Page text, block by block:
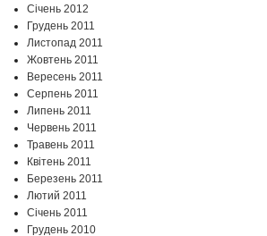
Січень 2012
Грудень 2011
Листопад 2011
Жовтень 2011
Вересень 2011
Серпень 2011
Липень 2011
Червень 2011
Травень 2011
Квітень 2011
Березень 2011
Лютий 2011
Січень 2011
Грудень 2010